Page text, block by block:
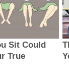
Sit Could
True